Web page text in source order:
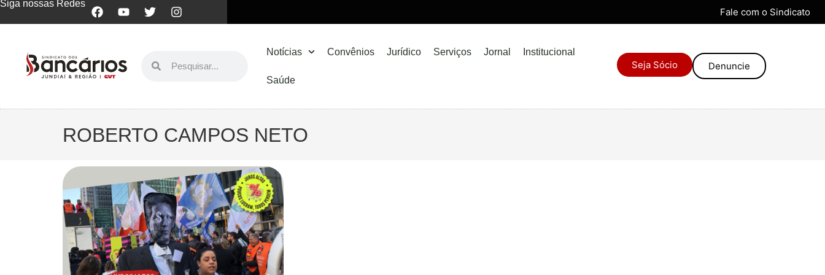
Siga nossas Redes
Fale com o Sindicato
Notícias Convênios Jurídico Serviços Jornal Institucional
Saúde
Seja Sócio Denuncie
ROBERTO CAMPOS NETO